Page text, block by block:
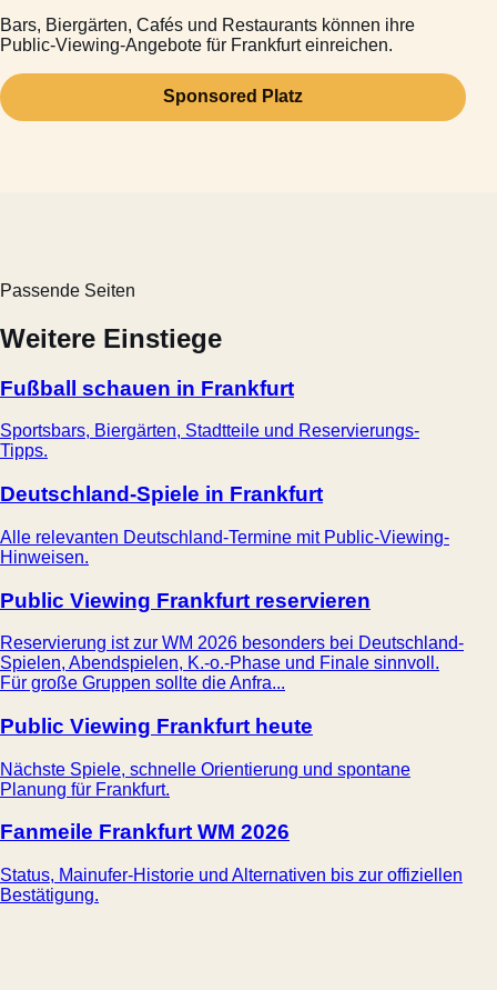
Bars, Biergärten, Cafés und Restaurants können ihre
Public-Viewing-Angebote für Frankfurt einreichen.
Sponsored Platz
Passende Seiten
Weitere Einstiege
Fußball schauen in Frankfurt
Sportsbars, Biergärten, Stadtteile und Reservierungs-
Tipps.
Deutschland-Spiele in Frankfurt
Alle relevanten Deutschland-Termine mit Public-Viewing-
Hinweisen.
Public Viewing Frankfurt reservieren
Reservierung ist zur WM 2026 besonders bei Deutschland-
Spielen, Abendspielen, K.-o.-Phase und Finale sinnvoll.
Für große Gruppen sollte die Anfra...
Public Viewing Frankfurt heute
Nächste Spiele, schnelle Orientierung und spontane
Planung für Frankfurt.
Fanmeile Frankfurt WM 2026
Status, Mainufer-Historie und Alternativen bis zur offiziellen
Bestätigung.